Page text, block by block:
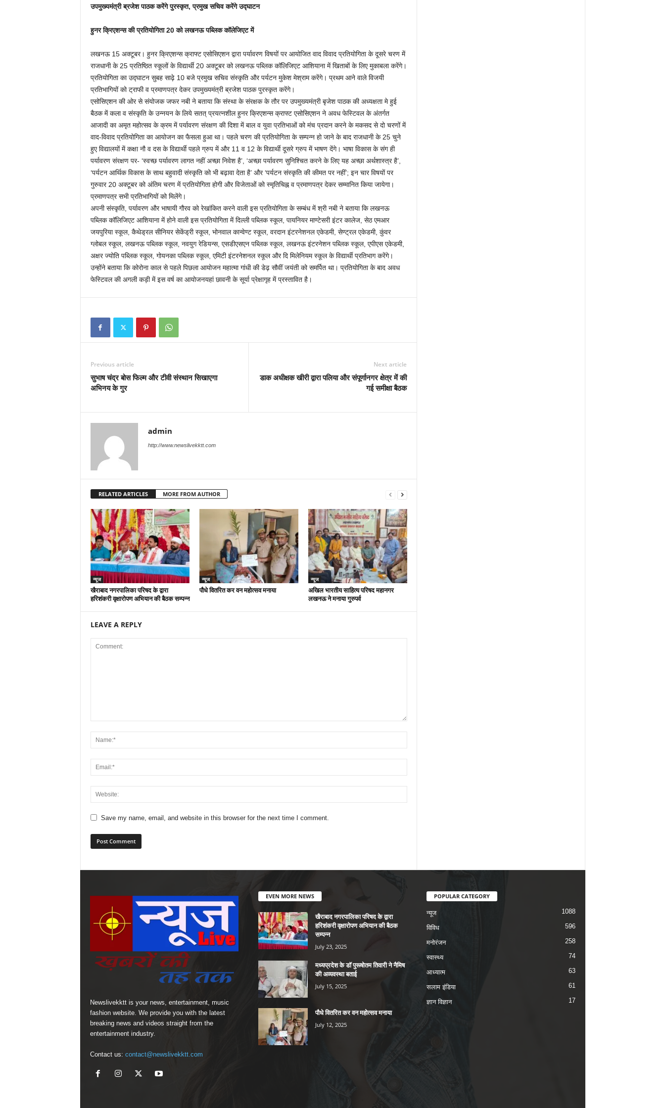
उपमुख्यमंत्री ब्रजेश पाठक करेंगे पुरस्कृत, प्रमुख सचिव करेंगे उद्घाटन
हुनर क्रिएशन्स की प्रतियोगिता 20 को लखनऊ पब्लिक कॉलेजिएट में
लखनऊ 15 अक्टूबर। हुनर क्रिएशन्स क्राफ्ट एसोसिएशन द्वारा पर्यावरण विषयों पर आयोजित वाद विवाद प्रतियोगिता के दूसरे चरण में
राजधानी के 25 प्रतिष्ठित स्कूलों के विद्यार्थी 20 अक्टूबर को लखनऊ पब्लिक कॉलिजिएट आशियाना में खिताबों के लिए मुकाबला करेंगे।
प्रतियोगिता का उद्घाटन सुबह साढ़े 10 बजे प्रमुख सचिव संस्कृति और पर्यटन मुकेश मेश्राम करेंगे। प्रथम आने वाले विजयी
प्रतिभागियों को ट्राफी व प्रमाणपत्र देकर उपमुख्यमंत्री ब्रजेश पाठक पुरस्कृत करेंगे।
एसोसिएशन की ओर से संयोजक जफर नबी ने बताया कि संस्था के संरक्षक के तौर पर उपमुख्यमंत्री बृजेश पाठक की अध्यक्षता मे हुई
बैठक में कला व संस्कृति के उन्नयन के लिये सतत् प्रयत्नशील हुनर क्रिएशन्स क्राफ्ट एसोसिएशन ने अवध फेस्टिवल के अंतर्गत
आजादी का अमृत महोत्सव के क्रम में पर्यावरण संरक्षण की दिशा में बाल व युवा प्रतिभाओं को मंच प्रदान करने के मकसद से दो चरणों में
वाद-विवाद प्रतियोगिता का आयोजन का फैसला हुआ था। पहले चरण की प्रतियोगिता के सम्पन्न हो जाने के बाद राजधानी के 25 चुने
हुए विद्यालयों में कक्षा नौ व दस के विद्यार्थी पहले ग्रुप में और 11 व 12 के विद्यार्थी दूसरे ग्रुप में भाषण देंगे। भाषा विकास के संग ही
पर्यावरण संरक्षण पर- ‘स्वच्छ पर्यावरण लागत नहीं अच्छा निवेश है’, ‘अच्छा पर्यावरण सुनिश्चित करने के लिए यह अच्छा अर्थशास्त्र है’,
‘पर्यटन आर्थिक विकास के साथ बहुवादी संस्कृति को भी बढ़ावा देता है’ और ‘पर्यटन संस्कृति की कीमत पर नहीं’; इन चार विषयों पर
गुरुवार 20 अक्टूबर को अंतिम चरण में प्रतियोगिता होगी और विजेताओं को स्मृतिचिह्न व प्रमाणपत्र देकर सम्मानित किया जायेगा।
प्रमाणपत्र सभी प्रतिभागियों को मिलेंगे।
अपनी संस्कृति, पर्यावरण और भाषायी गौरव को रेखांकित करने वाली इस प्रतियोगिता के सम्बंध में श्री नबी ने बताया कि लखनऊ
पब्लिक कॉलिजिएट आशियाना में होने वाली इस प्रतियोगिता में दिल्ली पब्लिक स्कूल, पायनियर माण्टेसरी इंटर कालेज, सेठ एमआर
जयपुरिया स्कूल, कैथेड्रल सीनियर सेकेंड्री स्कूल, भोनवाल कान्वेण्ट स्कूल, वरदान इंटरनेशनल एकेडमी, सेण्ट्रल एकेडमी, कुंवर
ग्लोबल स्कूल, लखनऊ पब्लिक स्कूल, नवयुग रेडियन्स, एसडीएसएन पब्लिक स्कूल, लखनऊ इंटरनेशन पब्लिक स्कूल, एपीएस एकेडमी,
अक्षर ज्योति पब्लिक स्कूल, गोयनका पब्लिक स्कूल, एमिटी इंटरनेशनल स्कूल और दि मिलेनियम स्कूल के विद्यार्थी प्रतिभाग करेंगे।
उन्होंने बताया कि कोरोना काल से पहले पिछला आयोजन महात्मा गांधी की डेढ़ सौवीं जयंती को समर्पित था। प्रतियोगिता के बाद अवध
फेस्टिवल की अगली कड़ी में इस वर्ष का आयोजनयहां छावनी के सूर्या प्रेक्षागृह में प्रस्तावित है।
Previous article
सुभाष चंद्र बोस फिल्म और टीवी संस्थान सिखाएगा
अभिनय के गुर
Next article
डाक अधीक्षक खीरी द्वारा पलिया और संपूर्णानगर क्षेत्र में की
गई समीक्षा बैठक
admin
http://www.newslivekktt.com
RELATED ARTICLES MORE FROM AUTHOR
न्यूज
खैराबाद नगरपालिका परिषद के द्वारा
हरिशंकरी वृक्षारोपण अभियान की बैठक सम्पन्न
न्यूज
पौधे वितरित कर वन महोत्सव मनाया
न्यूज
अखिल भारतीय साहित्य परिषद महानगर
लखनऊ ने मनाया गुरुपर्व
LEAVE A REPLY
Save my name, email, and website in this browser for the next time I comment.
Newslivekktt is your news, entertainment, music
fashion website. We provide you with the latest
breaking news and videos straight from the
entertainment industry.
Contact us: contact@newslivekktt.com
EVEN MORE NEWS
खैराबाद नगरपालिका परिषद के द्वारा
हरिशंकरी वृक्षारोपण अभियान की बैठक
सम्पन्न
July 23, 2025
मध्यप्रदेश के डॉ पुरूषोतम तिवारी ने नैमिष
की अव्यवस्था बताई
July 15, 2025
पौधे वितरित कर वन महोत्सव मनाया
July 12, 2025
POPULAR CATEGORY
न्यूज 1088
विविध 596
मनोरंजन 258
स्वास्थ्य 74
आध्यात्म 63
सलाम इंडिया 61
ज्ञान विज्ञान 17